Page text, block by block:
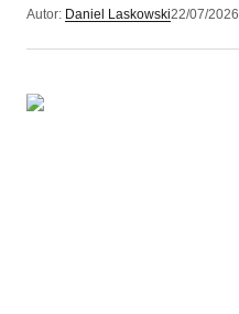
Autor: Daniel Laskowski22/07/2026